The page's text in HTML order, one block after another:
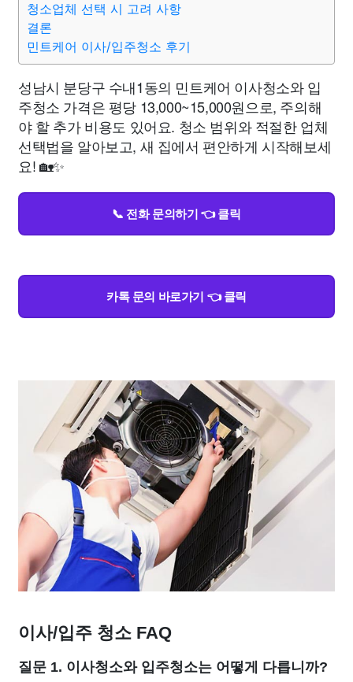
청소업체 선택 시 고려 사항
결론
민트케어 이사/입주청소 후기
성남시 분당구 수내1동의 민트케어 이사청소와 입
주청소 가격은 평당 13,000~15,000원으로, 주의해
야 할 추가 비용도 있어요. 청소 범위와 적절한 업체
선택법을 알아보고, 새 집에서 편안하게 시작해보세
요! 🏡✨
📞 전화 문의하기 👈 클릭
카톡 문의 바로가기 👈 클릭
이사/입주 청소 FAQ
질문 1. 이사청소와 입주청소는 어떻게 다릅니까?